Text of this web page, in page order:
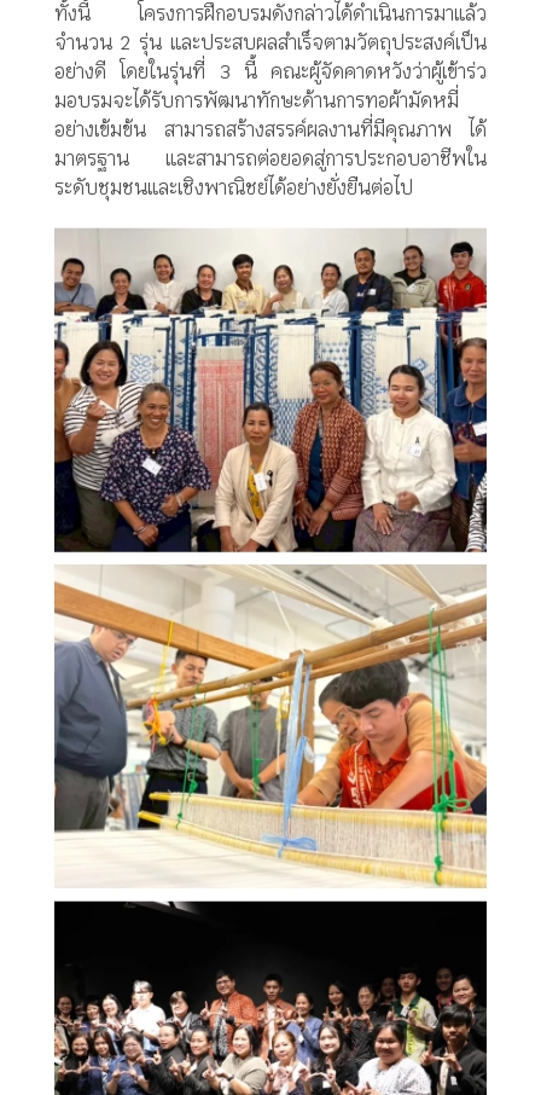
ทั้งนี้ โครงการฝึกอบรมดังกล่าวได้ดำเนินการมาแล้ว
จำนวน 2 รุ่น และประสบผลสำเร็จตามวัตถุประสงค์เป็น
อย่างดี โดยในรุ่นที่ 3 นี้ คณะผู้จัดคาดหวังว่าผู้เข้าร่ว
มอบรมจะได้รับการพัฒนาทักษะด้านการทอผ้ามัดหมี่
อย่างเข้มข้น สามารถสร้างสรรค์ผลงานที่มีคุณภาพ ได้
มาตรฐาน และสามารถต่อยอดสู่การประกอบอาชีพใน
ระดับชุมชนและเชิงพาณิชย์ได้อย่างยั่งยืนต่อไป